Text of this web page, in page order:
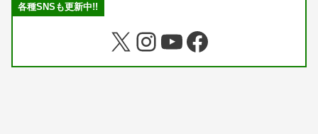
各種SNSも更新中!!